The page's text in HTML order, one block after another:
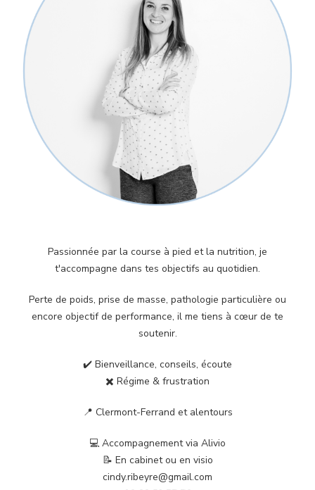
Passionnée par la course à pied et la nutrition, je
t'accompagne dans tes objectifs au quotidien.
Perte de poids, prise de masse, pathologie particulière ou
encore objectif de performance, il me tiens à cœur de te
soutenir.
✔️ Bienveillance, conseils, écoute
✖️ Régime & frustration
📍 Clermont-Ferrand et alentours
💻 Accompagnement via Alivio
📝 En cabinet ou en visio
cindy.ribeyre@gmail.com